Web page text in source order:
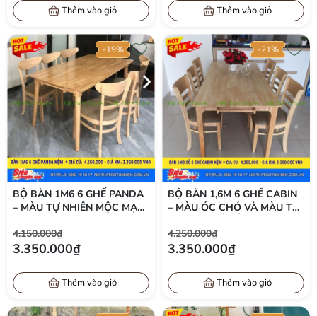
Thêm vào giỏ Thêm vào giỏ
-19%
BỘ BÀN 1M6 6 GHẾ PANDA
– MÀU TỰ NHIÊN MỘC MẠC
TRỌNG
4.150.000₫
3.350.000₫
Thêm vào giỏ
-21%
BỘ BÀN 1,6M 6 GHẾ CABIN
– MÀU ÓC CHÓ VÀ MÀU TỰ
KIỆM DIỆN TÍCH
4.250.000₫
3.350.000₫
Thêm vào giỏ